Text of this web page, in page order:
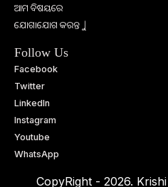
ଆମ ବିଷୟରେ
ଯୋଗାଯୋଗ କରନ୍ତୁ |
Follow Us
Facebook
Twitter
LinkedIn
Instagram
Youtube
WhatsApp
CopyRight - 2026.